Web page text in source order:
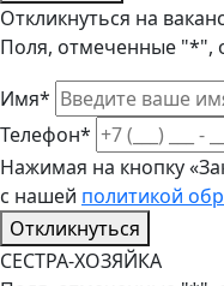
Откликнуться на
Поля, отмеченные "*",
Имя*
Телефон*
Нажимая на кнопку
с нашей политикой
Откликнуться
СЕСТРА-ХОЗЯЙКА